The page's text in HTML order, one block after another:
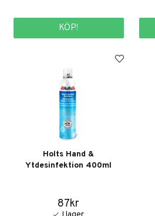
KÖP!
Holts Hand &
Ytdesinfektion 400ml
87kr